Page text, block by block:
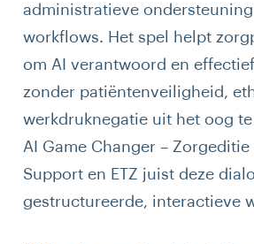
administratieve
workflows. Het spel helpt
om AI verantwoord en
zonder patiëntenveiligheid,
werkdruknegatie uit het oog
AI Game Changer –
Support en ETZ juist deze
gestructureerde, interactieve